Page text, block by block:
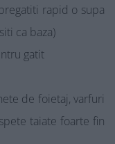
rapid o supa
ca baza)
gatit
de foietaj, varfuri
taiate foarte fin